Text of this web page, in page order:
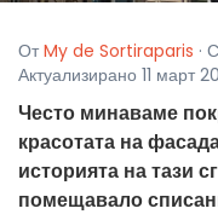
От My de Sortiraparis ·
Актуализирано 11 март
Често минаваме
красотата на
историята на тази
помещавало